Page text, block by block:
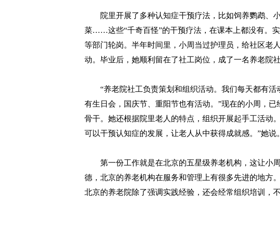
院里开展了多种认知症干预疗法，比如饲养鹦鹉、
菜……这些“千奇百怪”的干预疗法，在课本上都没有。
等部门轮岗。半年时间里，小周当过护理员，给社区老
动。毕业后，她顺利留在了社工岗位，成了一名养老院社
“养老院社工负责策划和组织活动。我们每天都有活
有生日会，国庆节、重阳节也有活动。”现在的小周，
骨干。她还根据院里老人的特点，组织开展起手工活动
可以干预认知症的发展，让老人从中获得成就感。”她说。
第一份工作就是在北京的五星级养老机构，这让小
德，北京的养老机构在服务和管理上有很多先进的地方
北京的养老院除了强调实践经验，还会经常组织培训，